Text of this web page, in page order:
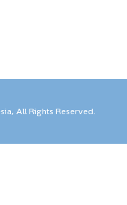
All Rights Reserved.